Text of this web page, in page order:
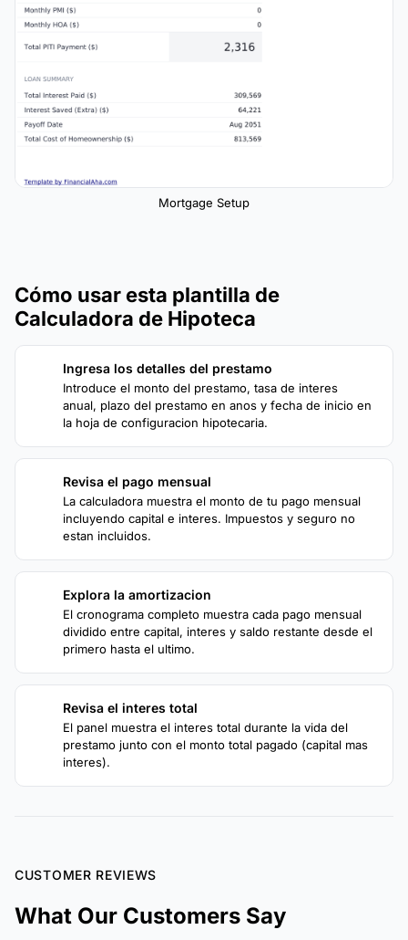
Mortgage Setup
Cómo usar esta plantilla de
Calculadora de Hipoteca
Ingresa los detalles del prestamo
Introduce el monto del prestamo, tasa de interes
anual, plazo del prestamo en anos y fecha de inicio en
la hoja de configuracion hipotecaria.
Revisa el pago mensual
La calculadora muestra el monto de tu pago mensual
incluyendo capital e interes. Impuestos y seguro no
estan incluidos.
Explora la amortizacion
El cronograma completo muestra cada pago mensual
dividido entre capital, interes y saldo restante desde el
primero hasta el ultimo.
Revisa el interes total
El panel muestra el interes total durante la vida del
prestamo junto con el monto total pagado (capital mas
interes).
CUSTOMER REVIEWS
What Our Customers Say